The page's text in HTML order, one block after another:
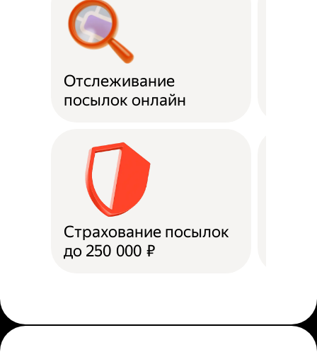
Отслеживание
посылок онлайн
Страхование посылок
до 250 000 ₽